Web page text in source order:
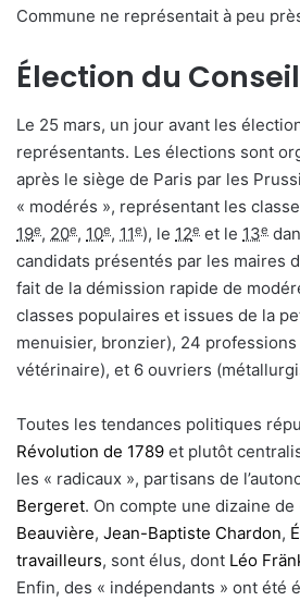
Commune ne représentait à peu
Élection du
Le 25 mars, un jour avant les
représentants. Les élections sont
après le siège de Paris par les
« modérés », représentant les
19e, 20e, 10e, 11e), le 12e et le 13e
candidats présentés par les maires
fait de la démission rapide de
classes populaires et issues de la
menuisier, bronzier), 24
vétérinaire), et 6 ouvriers
Toutes les tendances politiques
Révolution de 1789 et plutôt
les « radicaux », partisans de
Bergeret. On compte une dizaine de
Beauvière, Jean-Baptiste Chardon,
travailleurs, sont élus, dont Léo
Enfin, des « indépendants » ont été